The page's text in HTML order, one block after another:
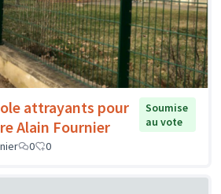
attrayants pour
Alain Fournier
Soumise
au vote
0 0